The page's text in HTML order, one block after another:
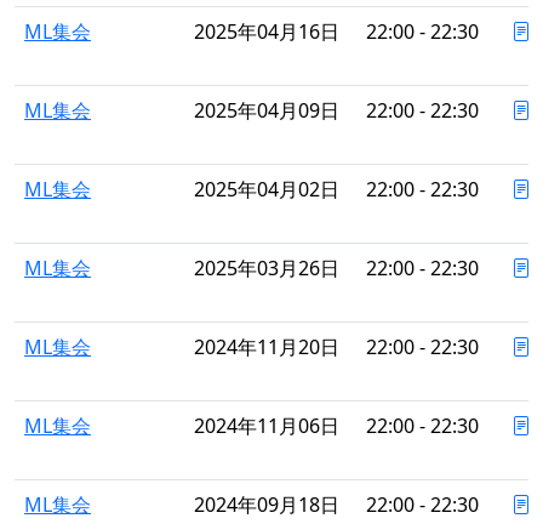
ML集会 2025年04月16日 22:00 - 22:30
ML集会 2025年04月09日 22:00 - 22:30
ML集会 2025年04月02日 22:00 - 22:30
ML集会 2025年03月26日 22:00 - 22:30
ML集会 2024年11月20日 22:00 - 22:30
ML集会 2024年11月06日 22:00 - 22:30
ML集会 2024年09月18日 22:00 - 22:30